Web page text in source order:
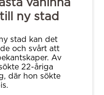
ny stad
stad kan det
och svårt att
Av
22-åriga
där hon sökte